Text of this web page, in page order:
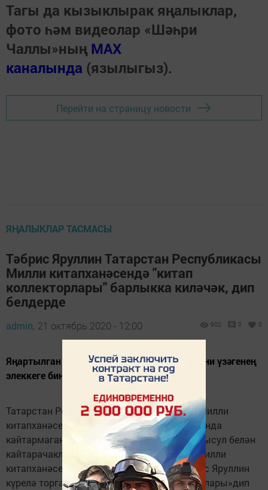
Тагы да кызыклырак яңалыклар,
фото һәм видеолар «Шәһри
Чаллы»ның MAX
каналында (язылыгыз).
Перейти на страницу новости
ЯҢАЛЫКЛАР ТАСМАСЫ
Тәбрис Яруллин Татарстан Республикасы
Милли китапханәсендә "китап
коллекторлары" барлыкка киләчәк, дип
белдерде
admin, 21 октябрь 2020 - 12:00 902 0 0
Яңартылган китапханә «Казан»милли-мәдәни үзәгенең
элеккеге бинасында урнашкан.
Татарстан Республикасының яңартылган Милли
китапханәсендә Китап укучылар үз вакытында
кайтармаган китапларны гадәти булмаган ысул белән
кайтарачаклар. Татарстан Республикасы Милли
китапханәсе директоры урынбасары Тәбрис Яруллин
күрелә торган чараларны «китап коллекторлары»дип